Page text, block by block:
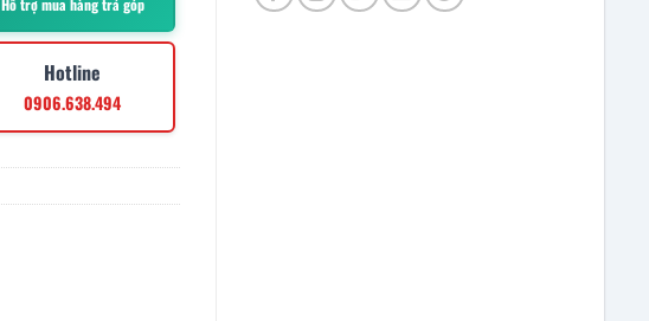
Hỗ trợ mua hàng trả góp
Hotline
0906.638.494